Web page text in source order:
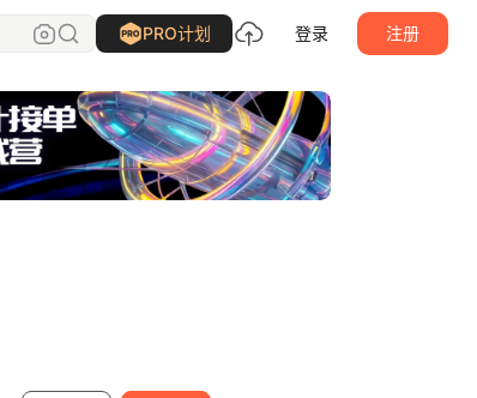
PRO计划 登录 注册
Qinm_Studio 关注